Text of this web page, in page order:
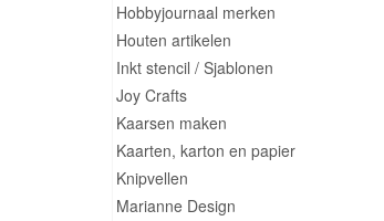
Hobbyjournaal merken
Houten artikelen
Inkt stencil / Sjablonen
Joy Crafts
Kaarsen maken
Kaarten, karton en papier
Knipvellen
Marianne Design